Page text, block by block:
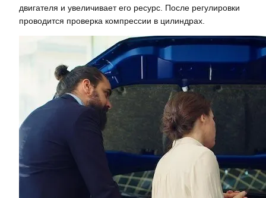
двигателя и увеличивает его ресурс. После регулировки
проводится проверка компрессии в цилиндрах.